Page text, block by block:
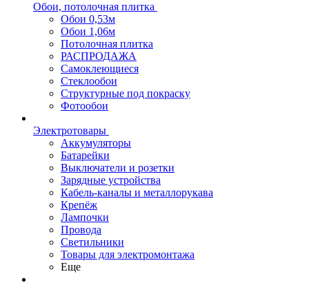
Обои, потолочная плитка
Обои 0,53м
Обои 1,06м
Потолочная плитка
РАСПРОДАЖА
Самоклеющиеся
Стеклообои
Структурные под покраску
Фотообои
Электротовары
Аккумуляторы
Батарейки
Выключатели и розетки
Зарядные устройства
Кабель-каналы и металлорукава
Крепёж
Лампочки
Провода
Светильники
Товары для электромонтажа
Еще